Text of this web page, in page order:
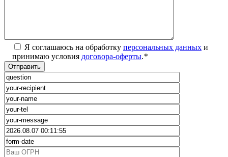
Я соглашаюсь на обработку персональных данных и
принимаю условия договора-оферты.*